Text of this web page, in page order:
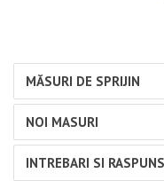
MĂSURI DE SPRIJIN
NOI MASURI
INTREBARI SI